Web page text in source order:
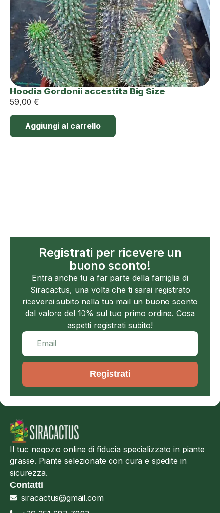
Hoodia Gordonii accestita Big Size
59,00 €
Aggiungi al carrello
Registrati per ricevere un
buono sconto!
Entra anche tu a far parte della famiglia di
Siracactus, una volta che ti sarai registrato
riceverai subito nella tua mail un buono sconto
dal valore del 10% sul tuo primo ordine. Cosa
aspetti registrati subito!
Registrati
Il tuo negozio online di fiducia specializzato in piante
grasse. Piante selezionate con cura e spedite in
sicurezza.
Contatti
siracactus@gmail.com